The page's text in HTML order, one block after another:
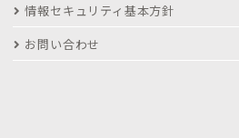
情報セキュリティ基本方針
お問い合わせ